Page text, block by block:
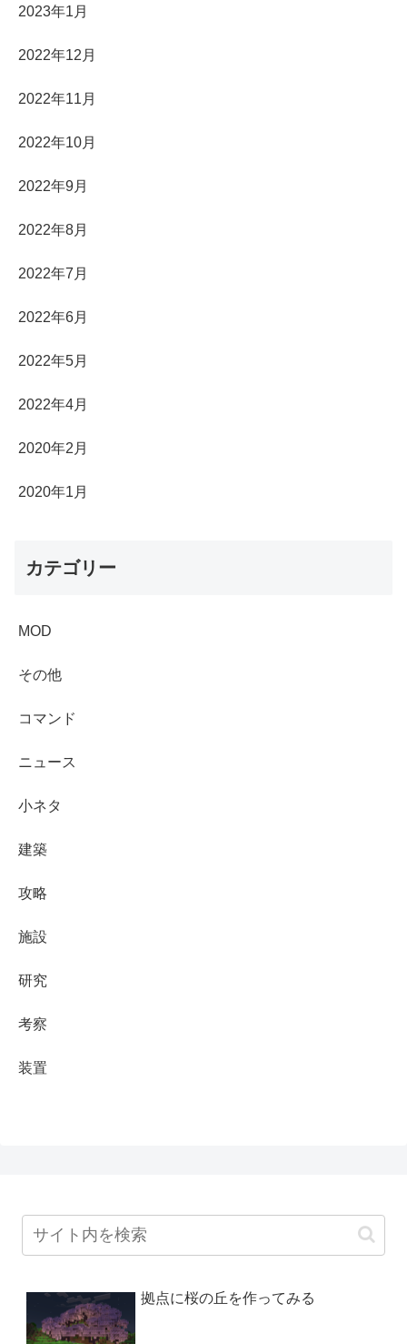
2023年1月
2022年12月
2022年11月
2022年10月
2022年9月
2022年8月
2022年7月
2022年6月
2022年5月
2022年4月
2020年2月
2020年1月
カテゴリー
MOD
その他
コマンド
ニュース
小ネタ
建築
攻略
施設
研究
考察
装置
拠点に桜の丘を作ってみる